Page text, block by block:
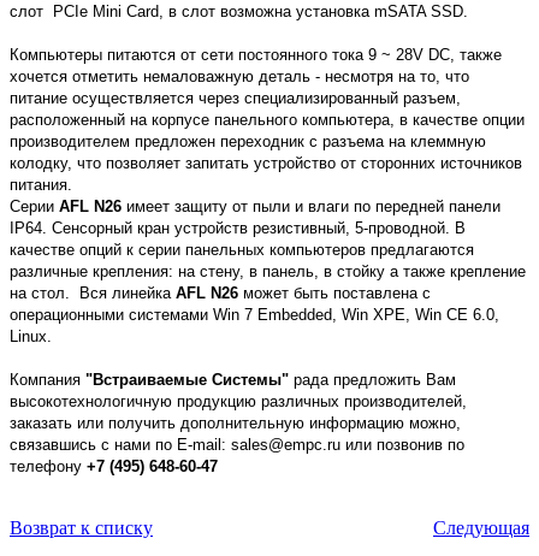
слот PCIe Mini Card, в слот возможна установка mSATA SSD.
Компьютеры питаются от сети постоянного тока 9 ~ 28V DC, также
хочется отметить немаловажную деталь - несмотря на то, что
питание осуществляется через специализированный разъем,
расположенный на корпусе панельного компьютера, в качестве опции
производителем предложен переходник с разъема на клеммную
колодку, что позволяет запитать устройство от сторонних источников
питания.
Серии AFL N26 имеет защиту от пыли и влаги по передней панели
IP64. Сенсорный кран устройств резистивный, 5-проводной. В
качестве опций к серии панельных компьютеров предлагаются
различные крепления: на стену, в панель, в стойку а также крепление
на стол. Вся линейка AFL N26 может быть поставлена с
операционными системами Win 7 Embedded, Win XPE, Win CE 6.0,
Linux.
Компания "Встраиваемые Системы" рада предложить Вам
высокотехнологичную продукцию различных производителей,
заказать или получить дополнительную информацию можно,
связавшись с нами по E-mail: sales@empc.ru или позвонив по
телефону +7 (495) 648-60-47
Возврат к списку
Следующая